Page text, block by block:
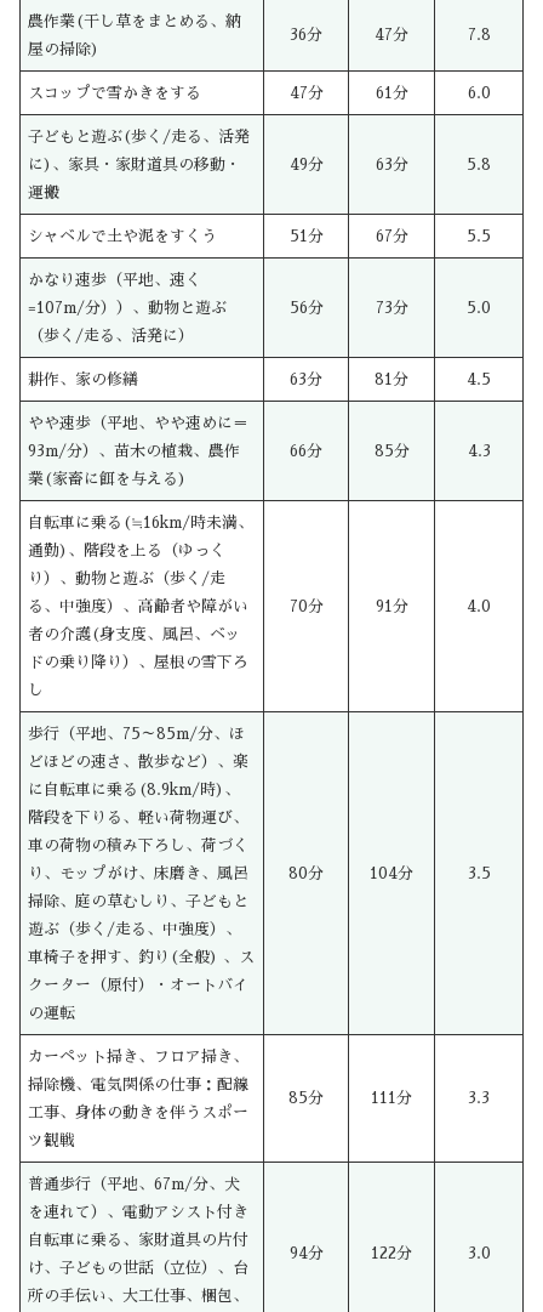
農作業(干し草をまとめる、納
屋の掃除)
36分 47分 7.8
スコップで雪かきをする 47分 61分 6.0
子どもと遊ぶ(歩く/走る、活発
に)、家具・家財道具の移動・
運搬
49分 63分 5.8
シャベルで土や泥をすくう 51分 67分 5.5
かなり速歩（平地、速く
=107m/分））、動物と遊ぶ
（歩く/走る、活発に）
56分 73分 5.0
耕作、家の修繕 63分 81分 4.5
やや速歩（平地、やや速めに＝
93m/分）、苗木の植栽、農作
業(家畜に餌を与える)
66分 85分 4.3
自転車に乗る(≒16km/時未満、
通勤)、階段を上る（ゆっく
り）、動物と遊ぶ（歩く/走
る、中強度）、高齢者や障がい
者の介護(身支度、風呂、ベッ
ドの乗り降り）、屋根の雪下ろ
し
70分 91分 4.0
歩行（平地、75～85m/分、ほ
どほどの速さ、散歩など）、楽
に自転車に乗る(8.9km/時)、
階段を下りる、軽い荷物運び、
車の荷物の積み下ろし、荷づく
り、モップがけ、床磨き、風呂
掃除、庭の草むしり、子どもと
遊ぶ（歩く/走る、中強度）、
車椅子を押す、釣り(全般) 、ス
クーター（原付）・オートバイ
の運転
80分 104分 3.5
カーペット掃き、フロア掃き、
掃除機、電気関係の仕事：配線
工事、身体の動きを伴うスポー
ツ観戦
85分 111分 3.3
普通歩行（平地、67m/分、犬
を連れて）、電動アシスト付き
自転車に乗る、家財道具の片付
け、子どもの世話（立位）、台
所の手伝い、大工仕事、梱包、
94分 122分 3.0